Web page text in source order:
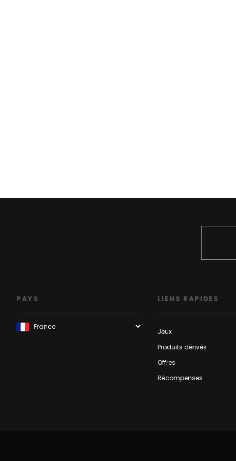
PAYS LIENS RAPIDES
Jeux
Produits dérivés
Offres
Récompenses